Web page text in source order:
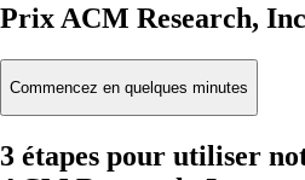
Prix ACM Research,
Commencez en quelques minutes
3 étapes pour utiliser